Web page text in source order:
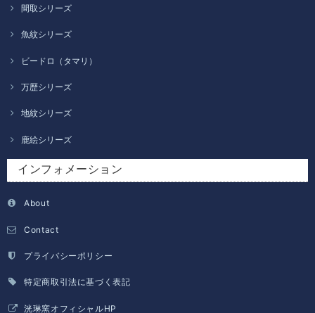
間取シリーズ
魚紋シリーズ
ビードロ（タマリ）
万歴シリーズ
地紋シリーズ
鹿絵シリーズ
インフォメーション
About
Contact
プライバシーポリシー
特定商取引法に基づく表記
洸琳窯オフィシャルHP